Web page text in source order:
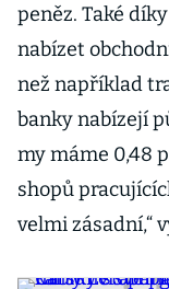
peněz. Také
nabízet
než například
banky nabízejí
my máme 0,48
shopů
velmi zásadní,“